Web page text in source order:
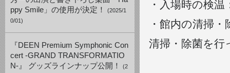
ppy Smile」の使用が決定！
(2025/1
0/01)
『DEEN Premium Symphonic Con
cert -GRAND TRANSFORMATIO
N-』 グッズラインナップ公開！
(2
・入場時の検
・館内の清掃
清掃・除菌を行